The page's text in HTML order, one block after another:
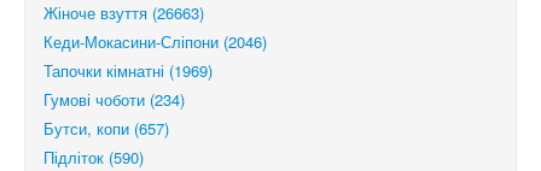
Жіноче взуття (26663)
Кеди-Мокасини-Сліпони (2046)
Тапочки кімнатні (1969)
Гумові чоботи (234)
Бутси, копи (657)
Підліток (590)